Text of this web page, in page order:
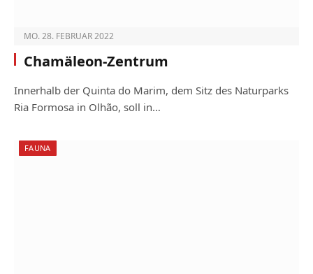
MO. 28. FEBRUAR 2022
Chamäleon-Zentrum
Innerhalb der Quinta do Marim, dem Sitz des Naturparks
Ria Formosa in Olhão, soll in…
FAUNA